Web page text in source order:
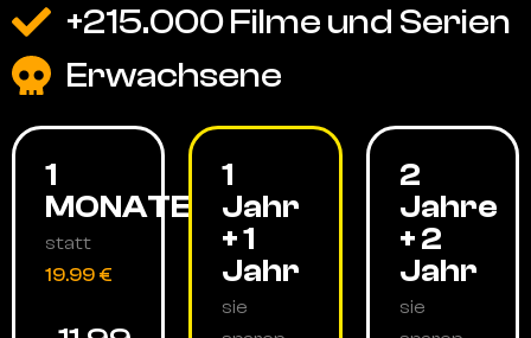
+215.000 Filme und Serien
Erwachsene
1
MONATE
statt
19.99 €
1
Jahr
+ 1
Jahr
sie
2
Jahre
+ 2
Jahr
sie